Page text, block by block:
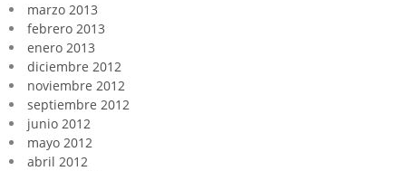
marzo 2013
febrero 2013
enero 2013
diciembre 2012
noviembre 2012
septiembre 2012
junio 2012
mayo 2012
abril 2012